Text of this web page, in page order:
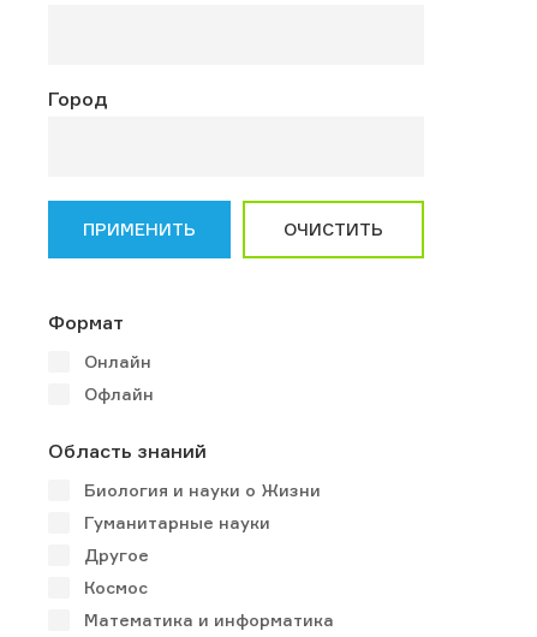
Город
ПРИМЕНИТЬ ОЧИСТИТЬ
Формат
Онлайн
Офлайн
Область знаний
Биология и науки о Жизни
Гуманитарные науки
Другое
Космос
Математика и информатика